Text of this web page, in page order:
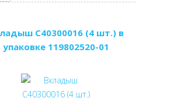
C40300016 (4 шт.) в
упаковке 119802520-01